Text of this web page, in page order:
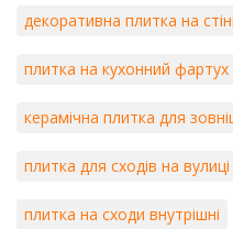
декоративна плитка на
плитка на кухонний фартух
керамічна плитка для
плитка для сходів на вулиці
плитка на сходи внутрішні